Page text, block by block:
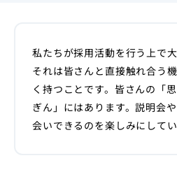
法人・個人事業主のお客
海邦銀行について
私たちが採用活動を行う上で
それは皆さんと直接触れ合う
く持つことです。皆さんの「
ぎん」にはあります。説明会
会いできるのを楽しみにしてい